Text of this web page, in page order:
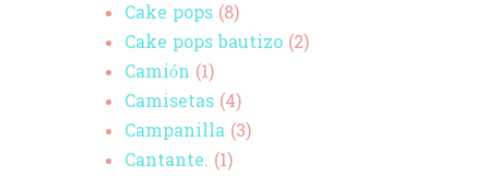
Cake pops (8)
Cake pops bautizo (2)
Camión (1)
Camisetas (4)
Campanilla (3)
Cantante. (1)